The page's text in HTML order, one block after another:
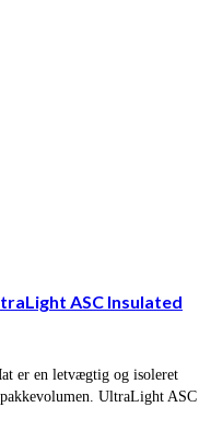
ASC Insulated
er en letvægtig og isoleret
UltraLight ASC